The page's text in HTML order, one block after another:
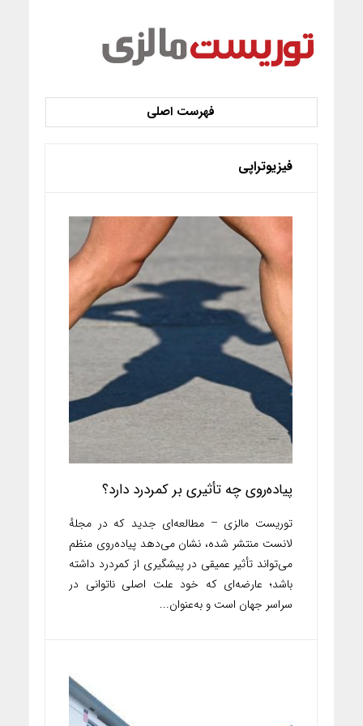
فیزیوتراپی
پیاده‌روی چه تأثیری بر کمردرد دارد؟
توریست مالزی – مطالعه‌ای جدید که در مجلهٔ
لانست منتشر شده، نشان می‌دهد پیاده‌روی منظم
می‌تواند تأثیر عمیقی در پیشگیری از کمردرد داشته
باشد؛ عارضه‌ای که خود علت اصلی ناتوانی در
سراسر جهان است و به‌عنوان...